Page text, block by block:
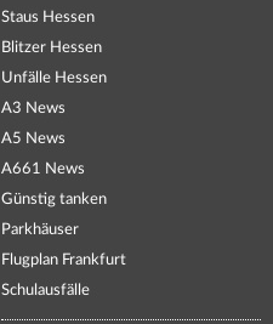
Staus Hessen
Blitzer Hessen
Unfälle Hessen
A3 News
A5 News
A661 News
Günstig tanken
Parkhäuser
Flugplan Frankfurt
Schulausfälle